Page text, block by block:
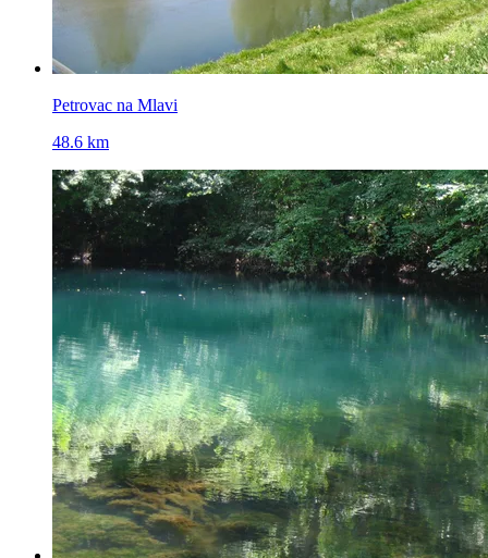
Petrovac na Mlavi
48.6 km